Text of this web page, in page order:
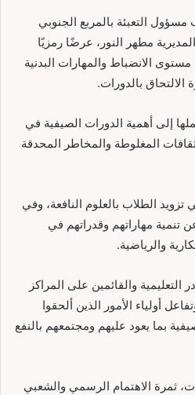
التعبئة بالمربع الجنوبي
مطهر النور، عرضًا رمزيًا
الانضباط والمهارات البدنية
الالتحاق بالدورات.
إلى أهمية الدورات الصيفية في
المغلوطة والمخاطر المحدقة
الطلاب بالعلوم النافعة، وفي
تنمية مهاراتهم وقدراتهم في
والرياضية.
التعليمية والقائمين على المراكز
أولياء الأمور الذين ألحقوا
بما يعود عليهم ومجتمعهم بالنفع
ثمرة الاهتمام الرسمي والشعبي